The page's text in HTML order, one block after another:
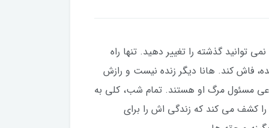
توانید گذشته را تغییر دهید. تنها راه
فاش کند. هانا دیگر زنده نیست و رازش
مسئول مرگ او هستند. تمام شب، کلی به
کشف می کند که زندگی اش را برای